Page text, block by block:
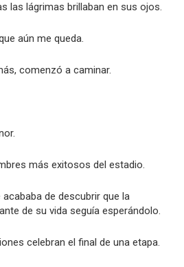
las lágrimas brillaban en sus ojos.
aún me queda.
comenzó a caminar.
más exitosos del estadio.
de descubrir que la
de su vida seguía esperándolo.
celebran el final de una etapa.